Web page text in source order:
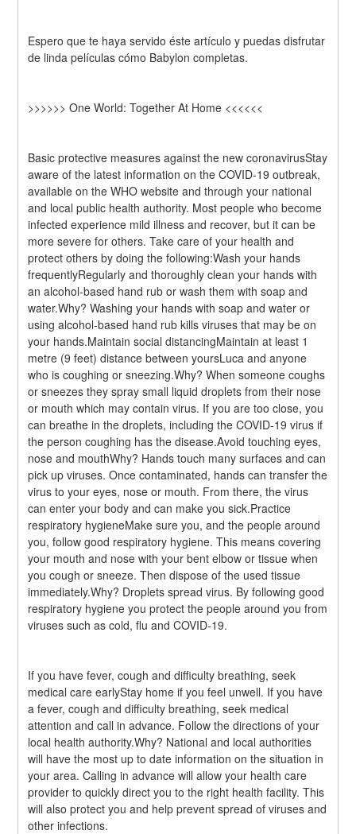
Espero que te haya servido éste artículo y puedas disfrutar
de linda películas cómo Babylon completas.
>>>>>> One World: Together At Home <<<<<<
Basic protective measures against the new coronavirusStay
aware of the latest information on the COVID-19 outbreak,
available on the WHO website and through your national
and local public health authority. Most people who become
infected experience mild illness and recover, but it can be
more severe for others. Take care of your health and
protect others by doing the following:Wash your hands
frequentlyRegularly and thoroughly clean your hands with
an alcohol-based hand rub or wash them with soap and
water.Why? Washing your hands with soap and water or
using alcohol-based hand rub kills viruses that may be on
your hands.Maintain social distancingMaintain at least 1
metre (9 feet) distance between yoursLuca and anyone
who is coughing or sneezing.Why? When someone coughs
or sneezes they spray small liquid droplets from their nose
or mouth which may contain virus. If you are too close, you
can breathe in the droplets, including the COVID-19 virus if
the person coughing has the disease.Avoid touching eyes,
nose and mouthWhy? Hands touch many surfaces and can
pick up viruses. Once contaminated, hands can transfer the
virus to your eyes, nose or mouth. From there, the virus
can enter your body and can make you sick.Practice
respiratory hygieneMake sure you, and the people around
you, follow good respiratory hygiene. This means covering
your mouth and nose with your bent elbow or tissue when
you cough or sneeze. Then dispose of the used tissue
immediately.Why? Droplets spread virus. By following good
respiratory hygiene you protect the people around you from
viruses such as cold, flu and COVID-19.
If you have fever, cough and difficulty breathing, seek
medical care earlyStay home if you feel unwell. If you have
a fever, cough and difficulty breathing, seek medical
attention and call in advance. Follow the directions of your
local health authority.Why? National and local authorities
will have the most up to date information on the situation in
your area. Calling in advance will allow your health care
provider to quickly direct you to the right health facility. This
will also protect you and help prevent spread of viruses and
other infections.